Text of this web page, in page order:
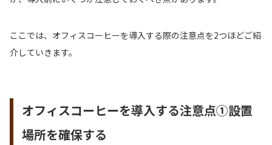
ここでは、オフィスコーヒーを導入する際の注意点を2つほどご紹
介していきます。
オフィスコーヒーを導入する注意点①設置
場所を確保する